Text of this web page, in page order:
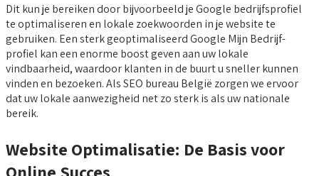
Dit kun je bereiken door bijvoorbeeld je Google bedrijfsprofiel
te optimaliseren en lokale zoekwoorden in je website te
gebruiken. Een sterk geoptimaliseerd Google Mijn Bedrijf-
profiel kan een enorme boost geven aan uw lokale
vindbaarheid, waardoor klanten in de buurt u sneller kunnen
vinden en bezoeken. Als SEO bureau België zorgen we ervoor
dat uw lokale aanwezigheid net zo sterk is als uw nationale
bereik.
Website Optimalisatie: De Basis voor